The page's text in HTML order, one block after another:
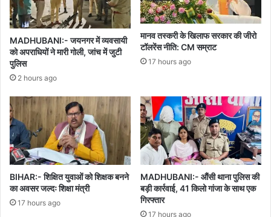
MADHUBANI:- जयनगर में व्यवसायी
को अपराधियों ने मारी गोली, जांच में जुटी
पुलिस
2 hours ago
मानव तस्करी के खिलाफ सरकार की जीरो
टॉलरेंस नीति: CM सम्राट
17 hours ago
BIHAR:- शिक्षित युवाओं को शिक्षक बनने
का अवसर जल्दः शिक्षा मंत्री
17 hours ago
MADHUBANI:- औंसी थाना पुलिस की
बड़ी कार्रवाई, 41 किलो गांजा के साथ एक
गिरफ्तार
17 hours ago